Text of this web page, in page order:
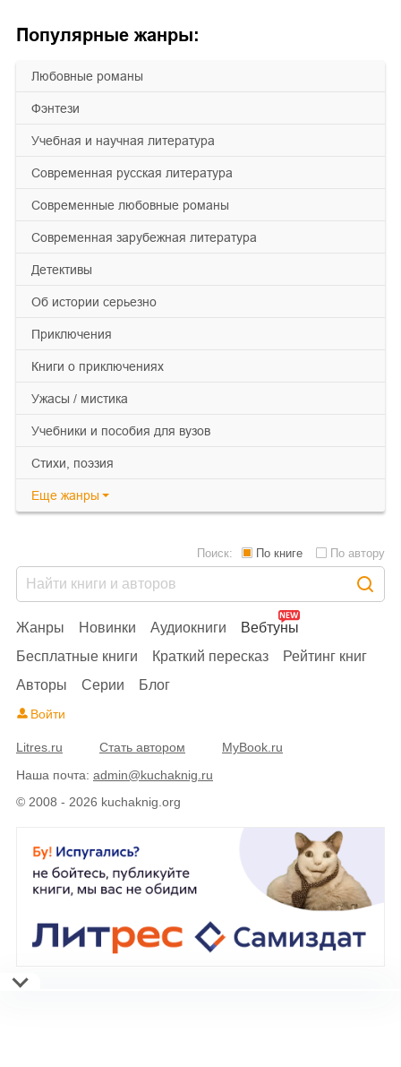
Популярные жанры:
любовные романы
фэнтези
учебная и научная литература
современная русская литература
современные любовные романы
современная зарубежная литература
детективы
об истории серьезно
приключения
книги о приключениях
ужасы / мистика
учебники и пособия для вузов
cтихи, поэзия
Еще жанры
© 2008 - 2026 kuchaknig.org
Жанры Новинки Аудиокниги
Вебтуны
Бесплатные книги
Краткий пересказ
Рейтинг книг
Авторы
Серии Блог
Поиск: По книге По автору
Войти
Litres.ru Стать автором
MyBook.ru
Наша почта: admin@kuchaknig.ru